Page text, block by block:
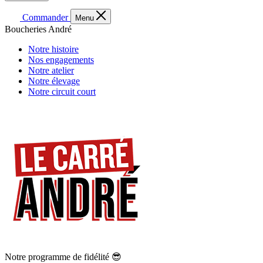
Commander Menu
Boucheries André
Notre histoire
Nos engagements
Notre atelier
Notre élevage
Notre circuit court
Notre programme de fidélité 😎